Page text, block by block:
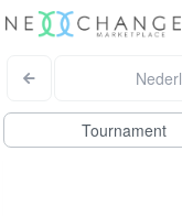
Tournament